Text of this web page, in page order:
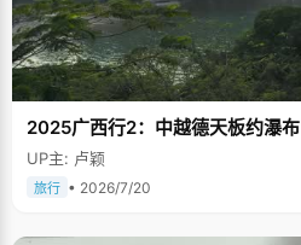
2025广西行2：中越德天板约瀑布
UP主: 卢颖
旅行 • 2026/7/20